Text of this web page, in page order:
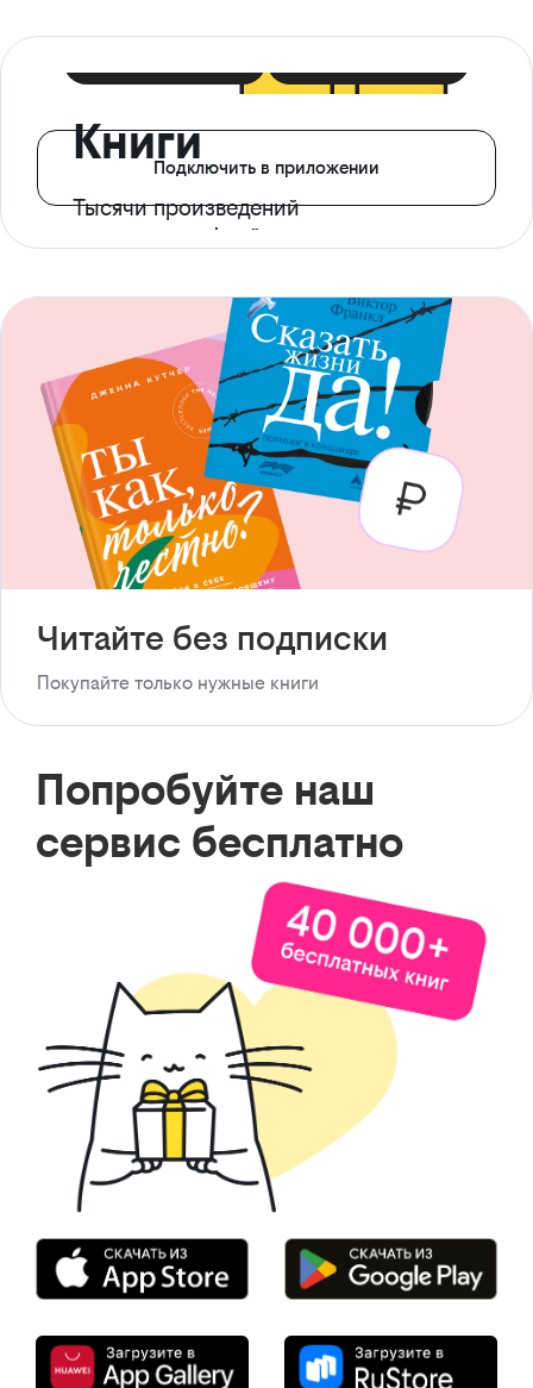
Книги
Тысячи произведений
с доступом офлайн
Подключить в приложении
Читайте без подписки
Покупайте только нужные книги
Попробуйте наш
сервис бесплатно